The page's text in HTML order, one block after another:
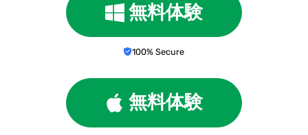
無料体験
100% Secure
無料体験